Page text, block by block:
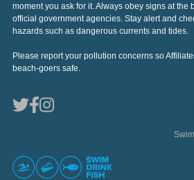
moment you ask for it. Always obey signs at the
official government agencies. Stay alert and
hazards such as dangerous currents and tides.
Please report your pollution concerns so
beach-goers safe.